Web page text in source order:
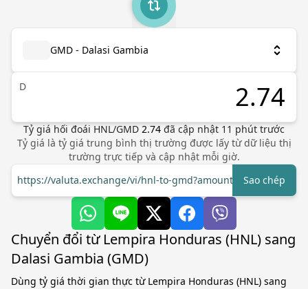
GMD - Dalasi Gambia
D
Tỷ giá hối đoái HNL/GMD 2.74 đã cập nhật 11 phút trước
Tỷ giá là tỷ giá trung bình thị trường được lấy từ dữ liệu thị
trường trực tiếp và cập nhật mỗi giờ.
https://valuta.exchange/vi/hnl-to-gmd?amount=1Sao chép
Chuyển đổi từ Lempira Honduras (HNL) sang
Dalasi Gambia (GMD)
Dùng tỷ giá thời gian thực từ Lempira Honduras (HNL) sang